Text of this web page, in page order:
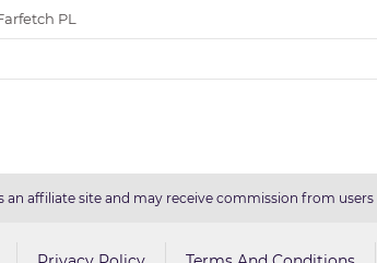
PL
an affiliate site and may receive commission from